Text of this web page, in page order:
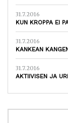
31.7.2016
KUN KROPPA EI
31.7.2016
KANKEAN
31.7.2016
AKTIIVISEN JA